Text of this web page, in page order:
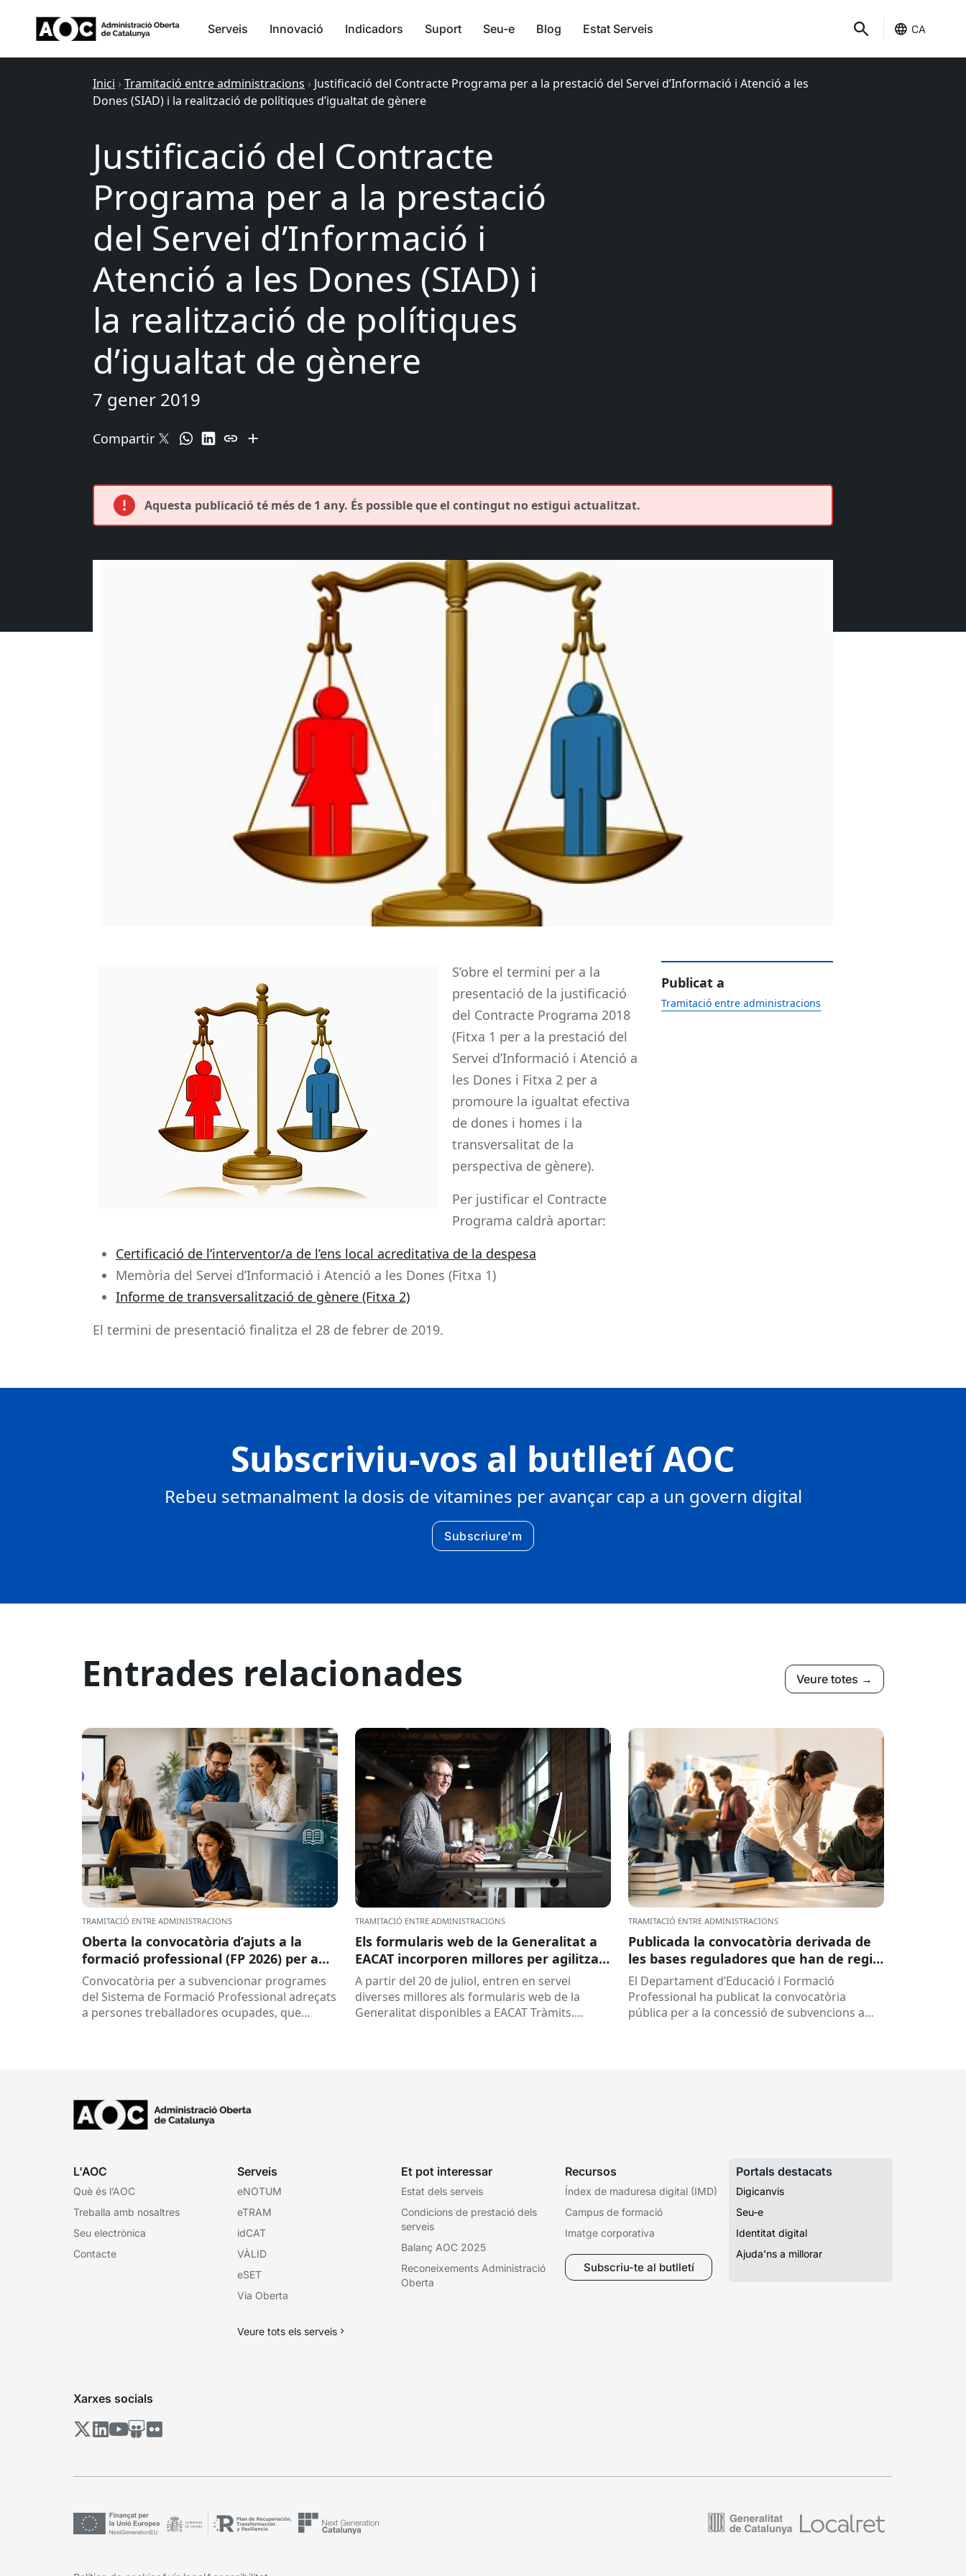
Serveis Innovació Indicadors Suport Seu-e Blog Estat Serveis CA
Inici › Tramitació entre administracions › Justificació del Contracte Programa per a la prestació del Servei d’Informació i Atenció a les
Dones (SIAD) i la realització de polítiques d’igualtat de gènere
Justificació del Contracte
Programa per a la prestació
del Servei d’Informació i
Atenció a les Dones (SIAD) i
la realització de polítiques
d’igualtat de gènere
7 gener 2019
Compartir
Aquesta publicació té més de 1 any. És possible que el contingut no estigui actualitzat.
S’obre el termini per a la
presentació de la justificació
del Contracte Programa 2018
(Fitxa 1 per a la prestació del
Servei d’Informació i Atenció a
les Dones i Fitxa 2 per a
promoure la igualtat efectiva
de dones i homes i la
transversalitat de la
perspectiva de gènere).
Per justificar el Contracte
Programa caldrà aportar:
Certificació de l’interventor/a de l’ens local acreditativa de la despesa
Memòria del Servei d’Informació i Atenció a les Dones (Fitxa 1)
Informe de transversalització de gènere (Fitxa 2)
El termini de presentació finalitza el 28 de febrer de 2019.
Publicat a
Tramitació entre administracions
Subscriviu-vos al butlletí AOC
Rebeu setmanalment la dosis de vitamines per avançar cap a un govern digital
Subscriure'm
Entrades relacionades Veure totes →
TRAMITACIÓ ENTRE ADMINISTRACIONS
Oberta la convocatòria d’ajuts a la
formació professional (FP 2026) per a
persones treballadores ocupades
Convocatòria per a subvencionar programes
del Sistema de Formació Professional adreçats
a persones treballadores ocupades, que
TRAMITACIÓ ENTRE ADMINISTRACIONS
Els formularis web de la Generalitat a
EACAT incorporen millores per agilitzar
la tramitació
A partir del 20 de juliol, entren en servei
diverses millores als formularis web de la
Generalitat disponibles a EACAT Tràmits.
TRAMITACIÓ ENTRE ADMINISTRACIONS
Publicada la convocatòria derivada de
les bases reguladores que han de regir
la concessió de subvencions a centres
educatius, per al desenvolupament de
programes de formació i inserció,
El Departament d’Educació i Formació
Professional ha publicat la convocatòria
pública per a la concessió de subvencions a
L'AOC
Què és l’AOC
Treballa amb nosaltres
Seu electrònica
Contacte
Serveis
eNOTUM
eTRAM
idCAT
VÀLID
eSET
Via Oberta
Veure tots els serveis
Et pot interessar
Estat dels serveis
Condicions de prestació dels
serveis
Balanç AOC 2025
Reconeixements Administració
Oberta
Recursos
Índex de maduresa digital (IMD)
Campus de formació
Imatge corporativa
Subscriu-te al butlletí
Portals destacats
Digicanvis
Seu-e
Identitat digital
Ajuda’ns a millorar
Xarxes socials